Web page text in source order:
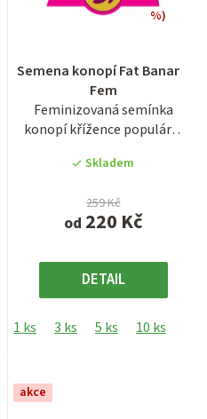
Semena konopí Fat Banana
Fem
Feminizovaná semínka
konopí křížence populární
Jedná...
hodnocení
produktu
je
3,6
z
hvězdiček.
Skladem
od 220 Kč
259 Kč
%)
DETAIL
1 ks 3 ks 5 ks 10 ks
akce